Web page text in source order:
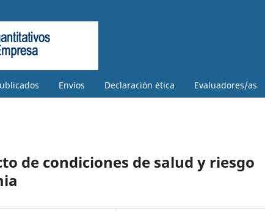
Envíos Declaración ética Evaluadores/as
de condiciones de salud y riesgo